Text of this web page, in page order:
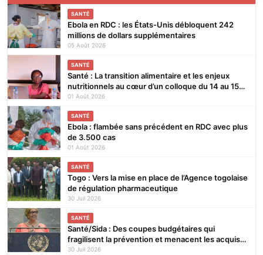
SANTÉ
Ebola en RDC : les États-Unis débloquent 242
millions de dollars supplémentaires
05 Août 2026
SANTÉ
Santé : La transition alimentaire et les enjeux
nutritionnels au cœur d’un colloque du 14 au 15
août 2026 à Lomé
01 Août 2026
SANTÉ
Ebola : flambée sans précédent en RDC avec plus
de 3.500 cas
01 Août 2026
SANTÉ
Togo : Vers la mise en place de l’Agence togolaise
de régulation pharmaceutique
30 Juil 2026
SANTÉ
Santé/Sida : Des coupes budgétaires qui
fragilisent la prévention et menacent les acquis
(ONUSIDA)
30 Juil 2026